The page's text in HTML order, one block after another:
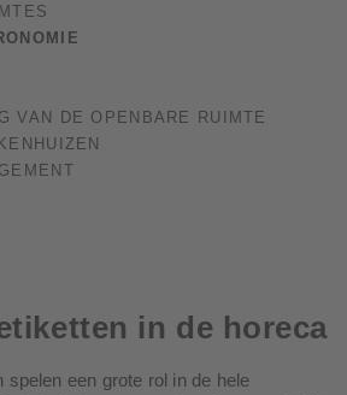
VAN DE OPENBARE RUIMTE
in de horeca
spelen een grote rol in de hele